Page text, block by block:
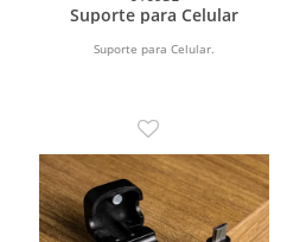
Suporte para Celular
Suporte para Celular.